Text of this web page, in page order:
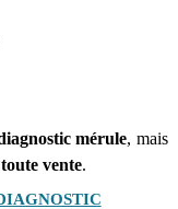
mérule, mais
toute vente.